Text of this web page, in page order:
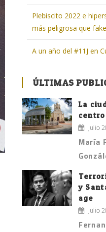
Plebiscito 2022 e
más peligrosa que
A un año del #11J en
ÚLTIMAS
La
centro
julio
María
y
age
julio